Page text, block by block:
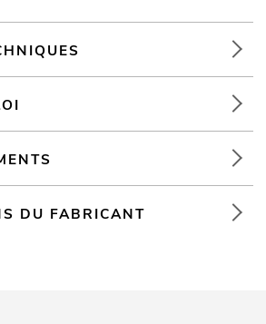
DU FABRICANT